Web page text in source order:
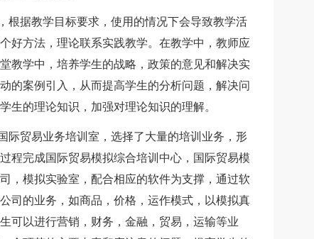
据教学目标要求，使用的情况下会导致教学活
好方法，理论联系实践教学。在教学中，教师应
教学中，培养学生的战略，政策的意见和解决实
的案例引入，从而提高学生的分析问题，解决问
生的理论知识，加强对理论知识的理解。
贸易业务培训室，选择了大量的培训业务，形
程完成国际贸易模拟综合培训中心，国际贸易模
，模拟实验室，配合相应的软件为支撑，通过软
司的业务，如商品，价格，运作模式，以模拟真
可以进行营销，财务，金融，贸易，运输等业